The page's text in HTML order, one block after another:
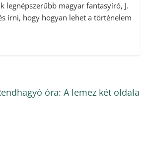
legnépszerűbb magyar fantasyíró, J.
írni, hogy hogyan lehet a történelem
óra: A lemez két oldala